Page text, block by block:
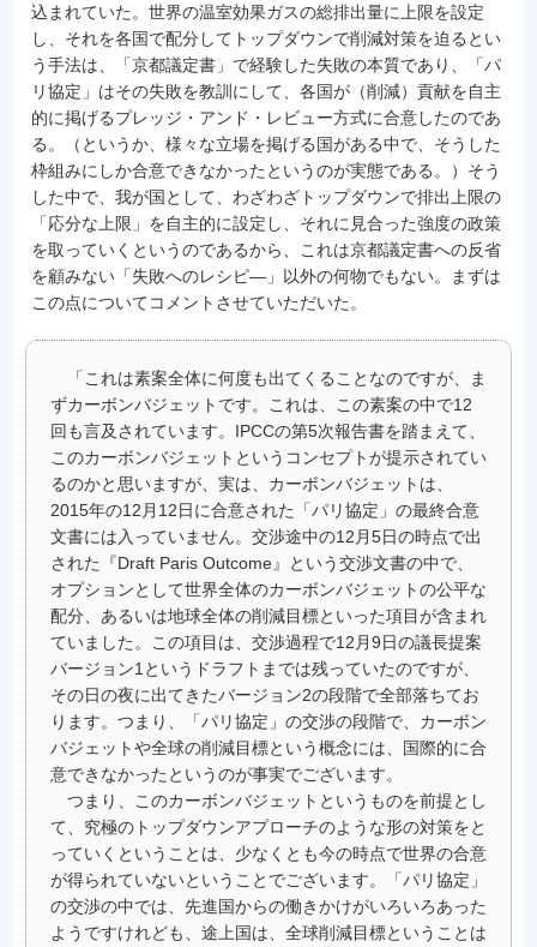
込まれていた。世界の温室効果ガスの総排出量に上限を設定
し、それを各国で配分してトップダウンで削減対策を迫るとい
う手法は、「京都議定書」で経験した失敗の本質であり、「パ
リ協定」はその失敗を教訓にして、各国が（削減）貢献を自主
的に掲げるプレッジ・アンド・レビュー方式に合意したのであ
る。（というか、様々な立場を掲げる国がある中で、そうした
枠組みにしか合意できなかったというのが実態である。）そう
した中で、我が国として、わざわざトップダウンで排出上限の
「応分な上限」を自主的に設定し、それに見合った強度の政策
を取っていくというのであるから、これは京都議定書への反省
を顧みない「失敗へのレシピ―」以外の何物でもない。まずは
この点についてコメントさせていただいた。
「これは素案全体に何度も出てくることなのですが、ま
ずカーボンバジェットです。これは、この素案の中で12
回も言及されています。IPCCの第5次報告書を踏まえて、
このカーボンバジェットというコンセプトが提示されてい
るのかと思いますが、実は、カーボンバジェットは、
2015年の12月12日に合意された「パリ協定」の最終合意
文書には入っていません。交渉途中の12月5日の時点で出
された『Draft Paris Outcome』という交渉文書の中で、
オプションとして世界全体のカーボンバジェットの公平な
配分、あるいは地球全体の削減目標といった項目が含まれ
ていました。この項目は、交渉過程で12月9日の議長提案
バージョン1というドラフトまでは残っていたのですが、
その日の夜に出てきたバージョン2の段階で全部落ちてお
ります。つまり、「パリ協定」の交渉の段階で、カーボン
バジェットや全球の削減目標という概念には、国際的に合
意できなかったというのが事実でございます。
つまり、このカーボンバジェットというものを前提とし
て、究極のトップダウンアプローチのような形の対策をと
っていくということは、少なくとも今の時点で世界の合意
が得られていないということでございます。「パリ協定」
の交渉の中では、先進国からの働きかけがいろいろあった
ようですけれども、途上国は、全球削減目標ということは